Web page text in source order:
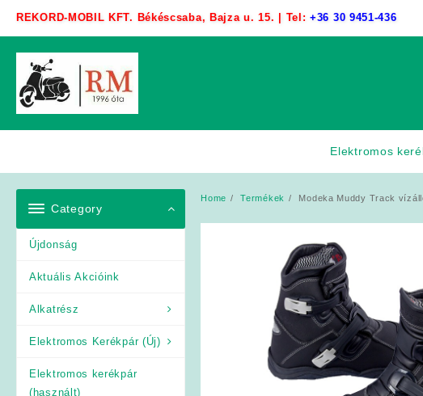
REKORD-MOBIL KFT. Békéscsaba, Bajza u. 15. | Tel:+36 30 9451-436
Elektromos
Category
Újdonság
Aktuális Akcióink
Alkatrész
Elektromos Kerékpár (Új)
Elektromos kerékpár
(használt)
Home Termékek Modeka Muddy Track